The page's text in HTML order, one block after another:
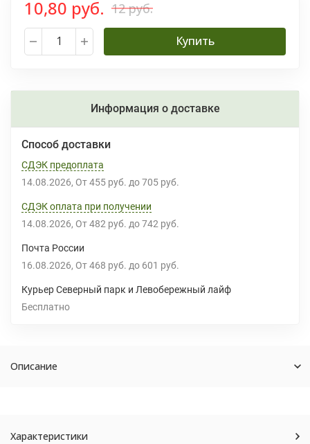
10,80 руб. 12 руб.
Купить
Информация о доставке
Способ доставки
СДЭК предоплата
14.08.2026 От 455 руб. до 705 руб.
СДЭК оплата при получении
14.08.2026 От 482 руб. до 742 руб.
Почта России
16.08.2026 От 468 руб. до 601 руб.
Курьер Северный парк и Левобережный лайф
Бесплатно
Описание
Характеристики